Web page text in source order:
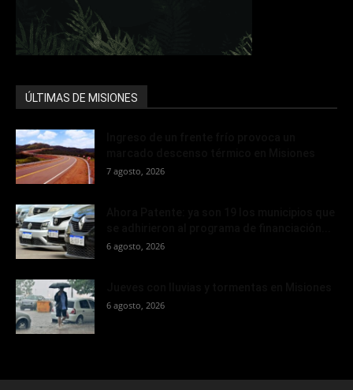
ÚLTIMAS DE MISIONES
7 agosto, 2026
6 agosto, 2026
6 agosto, 2026